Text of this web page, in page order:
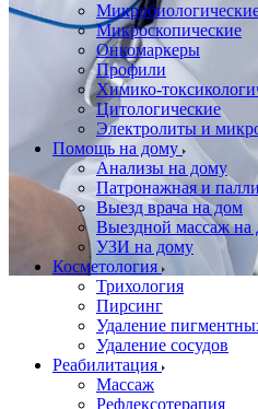
Микроскопические
Онкомаркеры
Профили
Химико-
Цитологические
Электролиты и
Помощь на дому
Анализы на дому
Патронажная и
Выезд врача на дом
Выездной массаж на
УЗИ на дому
Косметология
Трихология
Пирсинг
Удаление
Удаление сосудов
Реабилитация
Массаж
Рефлексотерапия